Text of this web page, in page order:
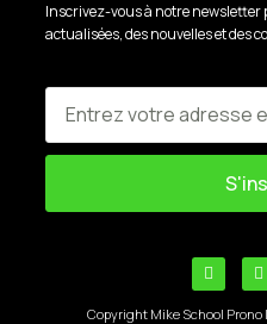
Inscrivez-vous à notre
actualisées, des nouvelles et des
Copyright Mike School Prono